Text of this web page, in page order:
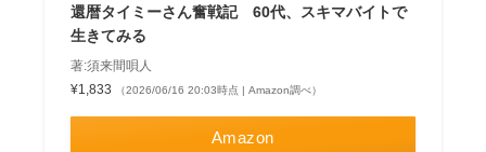
還暦タイミーさん奮戦記 60代、スキマバイトで
生きてみる
著:須来間唄人
¥1,833
（2026/06/16 20:03時点 | Amazon調べ）
Amazon